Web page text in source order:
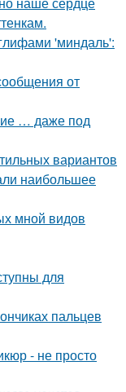
'миндаль':
от
… даже под
вариантов
наибольшее
мной видов
для
пальцев
- не просто